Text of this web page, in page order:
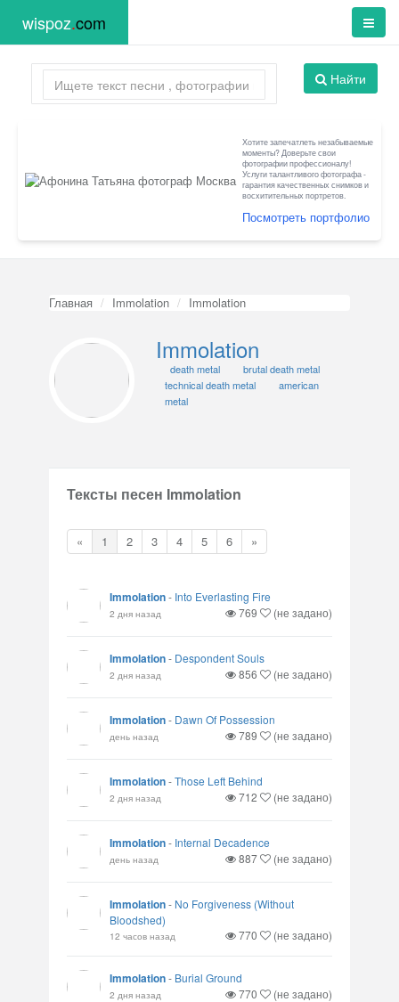
wispoz.com
Найти
Хотите запечатлеть незабываемые
моменты? Доверьте свои
фотографии профессионалу!
Услуги талантливого фотографа -
гарантия качественных снимков и
восхитительных портретов.
Посмотреть портфолио
Главная Immolation Immolation
Immolation
death metal
brutal death metal
technical death metal
american
metal
Тексты песен Immolation
« 1 2 3 4 5 6 »
Immolation- Into Everlasting Fire
2 дня назад 769 (не задано)
Immolation- Despondent Souls
2 дня назад 856 (не задано)
Immolation- Dawn Of Possession
день назад 789 (не задано)
Immolation-Those Left Behind
2 дня назад 712 (не задано)
Immolation- Internal Decadence
день назад 887 (не задано)
Immolation- No Forgiveness (Without
Bloodshed)
12 часов назад 770 (не задано)
Immolation- Burial Ground
2 дня назад 770 (не задано)